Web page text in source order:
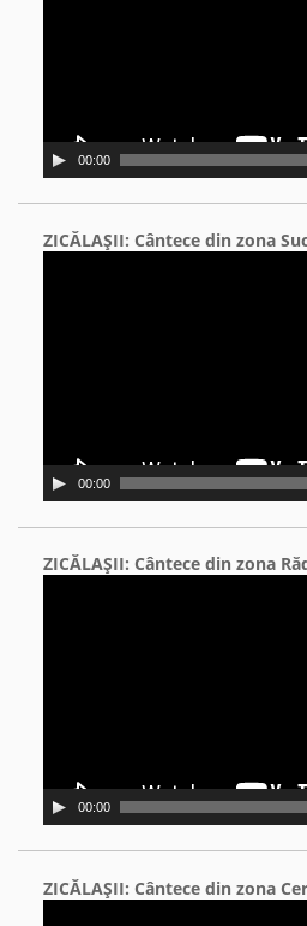
00:00
ZICĂLAŞII: Cântece din zona
00:00
ZICĂLAŞII: Cântece din zona
00:00
ZICĂLAŞII: Cântece din zona